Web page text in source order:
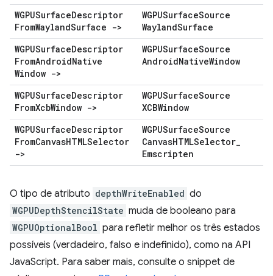
WGPUSurfaceDescriptor
FromWaylandSurface ->
WGPUSurfaceSource
WaylandSurface
WGPUSurfaceDescriptor
FromAndroidNative
Window ->
WGPUSurfaceSource
AndroidNativeWindow
WGPUSurfaceDescriptor
FromXcbWindow ->
WGPUSurfaceSource
XCBWindow
WGPUSurfaceDescriptor
FromCanvasHTMLSelector
->
WGPUSurfaceSource
CanvasHTMLSelector_
Emscripten
O tipo de atributo depthWriteEnabled do
WGPUDepthStencilState muda de booleano para
WGPUOptionalBool para refletir melhor os três estados
possíveis (verdadeiro, falso e indefinido), como na API
JavaScript. Para saber mais, consulte o snippet de